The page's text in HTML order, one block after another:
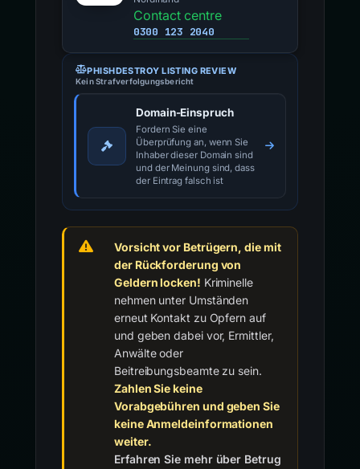
Contact centre
0300 123 2040
PHISHDESTROY LISTING REVIEW
Kein Strafverfolgungsbericht
Domain-Einspruch
Fordern Sie eine
Überprüfung an, wenn Sie
Inhaber dieser Domain sind
und der Meinung sind, dass
der Eintrag falsch ist
Vorsicht vor Betrügern, die mit
der Rückforderung von
Geldern locken! Kriminelle
nehmen unter Umständen
erneut Kontakt zu Opfern auf
und geben dabei vor, Ermittler,
Anwälte oder
Beitreibungsbeamte zu sein.
Zahlen Sie keine
Vorabgebühren und geben Sie
keine Anmeldeinformationen
weiter.
Erfahren Sie mehr über Betrug